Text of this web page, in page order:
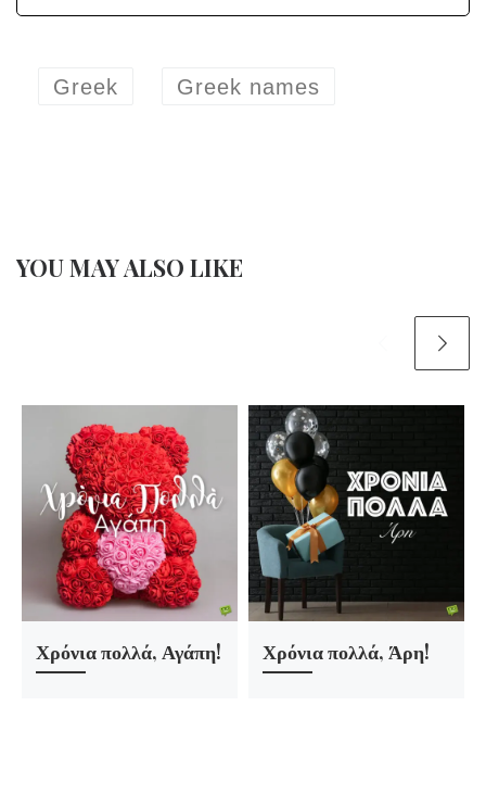
Greek Greek names
YOU MAY ALSO LIKE
Χρόνια πολλά, Αγάπη! Χρόνια πολλά, Άρη!